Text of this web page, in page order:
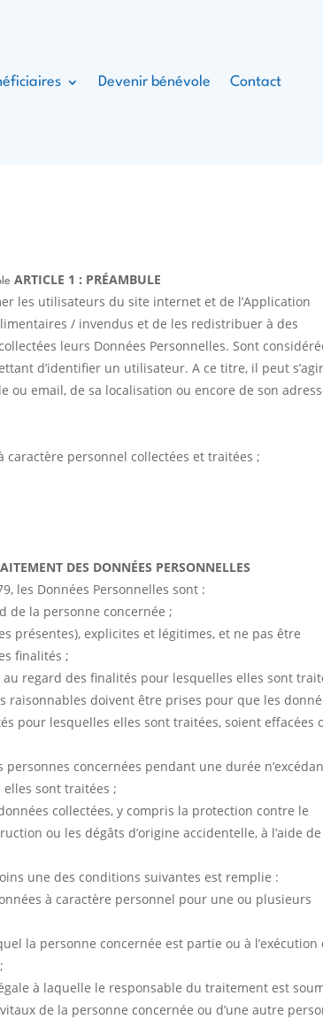
Devenir bénévole Contact
ARTICLE 1 : PRÉAMBULE
les utilisateurs du site internet et de l’Application
/ invendus et de les redistribuer à des
leurs Données Personnelles. Sont
d’identifier un utilisateur. A ce titre, il peut
ou email, de sa localisation ou encore de son
personnel collectées et traitées ;
DES DONNÉES PERSONNELLES
les Données Personnelles sont :
de la personne concernée ;
présentes), explicites et légitimes, et ne pas être
finalités ;
regard des finalités pour lesquelles elles sont
raisonnables doivent être prises pour que les
pour lesquelles elles sont traitées, soient effacées
concernées pendant une durée
sont traitées ;
collectées, y compris la protection contre le
ou les dégâts d’origine accidentelle, à l’aide de
une des conditions suivantes est remplie :
à caractère personnel pour une ou plusieurs
la personne concernée est partie ou à l’exécution
à laquelle le responsable du traitement est
de la personne concernée ou d’une autre